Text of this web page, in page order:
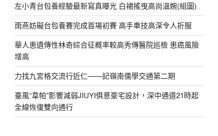
左小青台包養經驗最新寫真曝光 白裙搖曳高尚溫婉(組圖)
雨燕妨礙台包養賽完成首場初賽 高手車技高深令人折服
華人患遺傳性林奇綜合征概率較高秀傳醫院巡檢 患癌風險
增高
力找九宮格交流行近仁——記嶺南儒學交通第二期
臺風“韋帕”影響減弱JIUYI俱意豪宅設計，深中通道21時起
全線恢復雙向通行